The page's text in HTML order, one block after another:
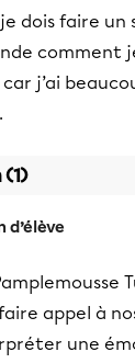
dois faire
comment
car j’ai
d’élève
appel à
une